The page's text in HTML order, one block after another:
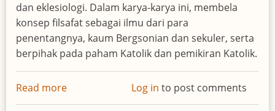
dan eklesiologi. Dalam karya-karya ini, membela
konsep filsafat sebagai ilmu dari para
penentangnya, kaum Bergsonian dan sekuler, serta
berpihak pada paham Katolik dan pemikiran Katolik.
Read more
Jacques
Log in to post comments